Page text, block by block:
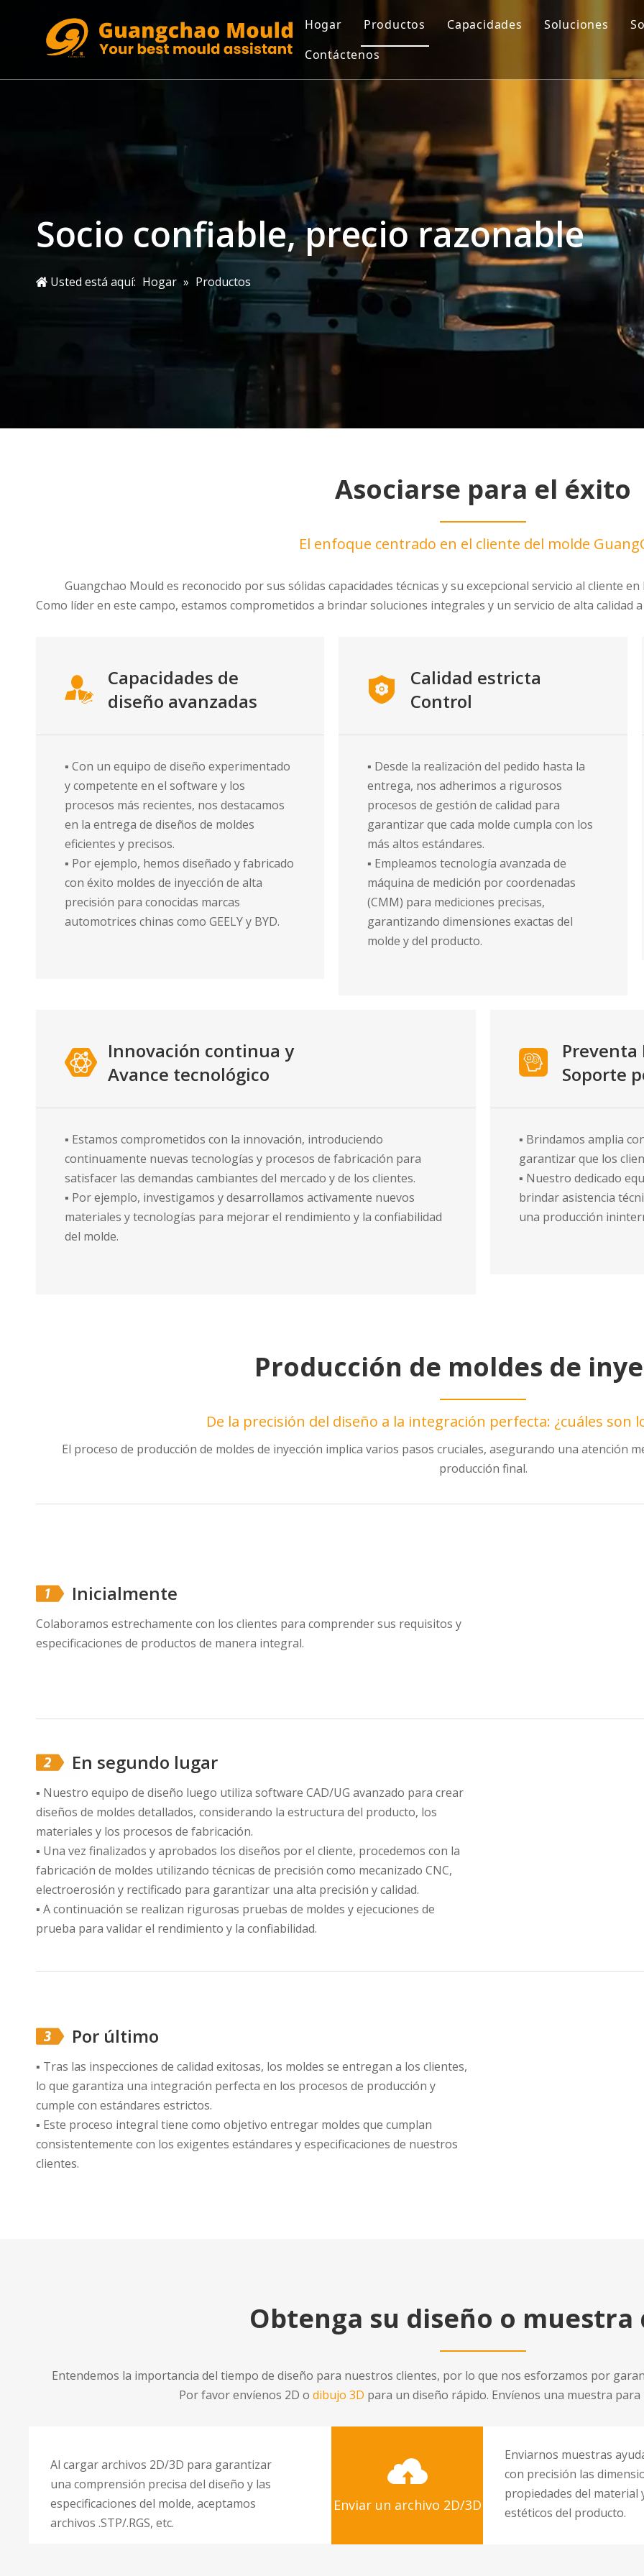
Hogar Productos
Molde para muebles de exterior
Molde de preformas de PET
Molde doméstico
Molde para electrodomésticos
Molde de soplado
Capacidades
Fabricación de moldes
Control de calidad
Moldeo por inyección
Soluciones
Molde de
Insertar
Molde de
Contáctenos
Socio confiable, precio razonable
Usted está aquí: Hogar » Productos
Asociarse para el éxito
El enfoque centrado en el cliente del molde
Guangchao Mould es reconocido por sus sólidas capacidades técnicas y su excepcional servicio al cliente
Como líder en este campo, estamos comprometidos a brindar soluciones integrales y un servicio de alta calidad
Capacidades de
diseño avanzadas
▪ Con un equipo de diseño experimentado
y competente en el software y los
procesos más recientes, nos destacamos
en la entrega de diseños de moldes
eficientes y precisos.
▪ Por ejemplo, hemos diseñado y fabricado
con éxito moldes de inyección de alta
precisión para conocidas marcas
automotrices chinas como GEELY y BYD.
Calidad estricta
Control
▪ Desde la realización del pedido hasta la
entrega, nos adherimos a rigurosos
procesos de gestión de calidad para
garantizar que cada molde cumpla con los
más altos estándares.
▪ Empleamos tecnología avanzada de
máquina de medición por coordenadas
(CMM) para mediciones precisas,
garantizando dimensiones exactas del
molde y del producto.
Innovación continua y
Avance tecnológico
▪ Estamos comprometidos con la innovación, introduciendo
continuamente nuevas tecnologías y procesos de fabricación para
satisfacer las demandas cambiantes del mercado y de los clientes.
▪ Por ejemplo, investigamos y desarrollamos activamente nuevos
materiales y tecnologías para mejorar el rendimiento y la confiabilidad
del molde.
Preventa
Soporte
▪ Brindamos amplia
garantizar que los
▪ Nuestro dedicado
brindar asistencia
una producción
Producción de moldes de
De la precisión del diseño a la integración perfecta: ¿cuáles son
El proceso de producción de moldes de inyección implica varios pasos cruciales, asegurando una atención
producción final.
Inicialmente
Colaboramos estrechamente con los clientes para comprender sus requisitos y
especificaciones de productos de manera integral.
En segundo lugar
▪ Nuestro equipo de diseño luego utiliza software CAD/UG avanzado para crear
diseños de moldes detallados, considerando la estructura del producto, los
materiales y los procesos de fabricación.
▪ Una vez finalizados y aprobados los diseños por el cliente, procedemos con la
fabricación de moldes utilizando técnicas de precisión como mecanizado CNC,
electroerosión y rectificado para garantizar una alta precisión y calidad.
▪ A continuación se realizan rigurosas pruebas de moldes y ejecuciones de
prueba para validar el rendimiento y la confiabilidad.
Por último
▪ Tras las inspecciones de calidad exitosas, los moldes se entregan a los clientes,
lo que garantiza una integración perfecta en los procesos de producción y
cumple con estándares estrictos.
▪ Este proceso integral tiene como objetivo entregar moldes que cumplan
consistentemente con los exigentes estándares y especificaciones de nuestros
clientes.
Obtenga su diseño o muestra
Entendemos la importancia del tiempo de diseño para nuestros clientes, por lo que nos esforzamos por
Por favor envíenos 2D o dibujo 3D para un diseño rápido. Envíenos una muestra
Al cargar archivos 2D/3D para garantizar
una comprensión precisa del diseño y las
especificaciones del molde, aceptamos
archivos .STP/.RGS, etc.
Enviar un archivo 2D/3D
Enviarnos muestras
con precisión las
propiedades del material
estéticos del producto.